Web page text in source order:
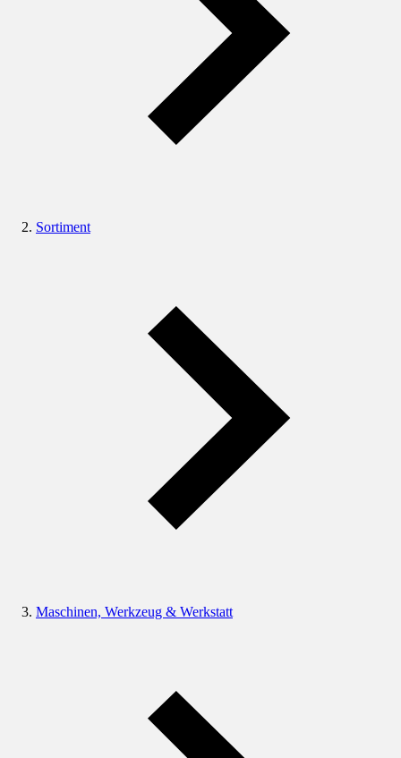
Sortiment
Maschinen, Werkzeug & Werkstatt